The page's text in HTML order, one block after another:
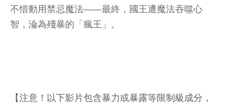
不惜動用禁忌魔法——最終，國王遭魔法吞噬心
智，淪為殘暴的「瘋王」。
【注意！以下影片包含暴力或暴露等限制級成分，